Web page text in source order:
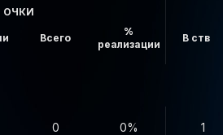
ОЧКИ
Всего
%
реализации
В створ
0 0% 1